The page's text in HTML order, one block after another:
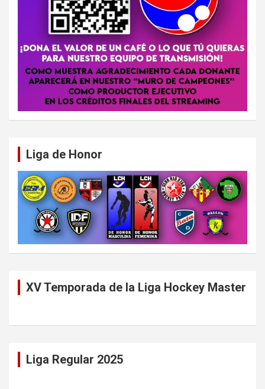
Liga de Honor
XV Temporada de la Liga Hockey Master
Liga Regular 2025